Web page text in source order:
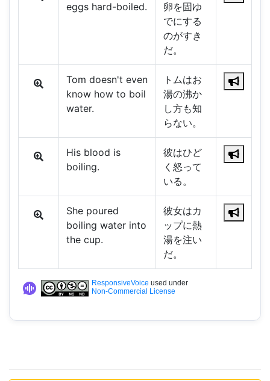
eggs hard-boiled.
卵を固ゆ
でにする
のがすき
だ。
Tom doesn't even
know how to boil
water.
トムはお
湯の沸か
し方も知
らない。
His blood is
boiling.
彼はひど
く怒って
いる。
She poured
boiling water into
the cup.
彼女はカ
ップに熱
湯を注い
だ。
ResponsiveVoice used under
Non-Commercial License